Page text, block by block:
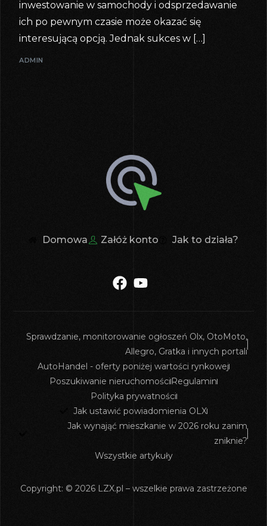
inwestowanie w samochody i odsprzedawanie
ich po pewnym czasie może okazać się
interesującą opcją. Jednak sukces w […]
ADMIN
Domowa Załóż konto Jak to działa?
Copyright: © 2026 LZX.pl – wszelkie prawa zastrzeżone
Sprawdzanie, monitorowanie ogłoszeń Olx, OtoMoto,
Allegro, Gratka i innych portali
AutoHandel - oferty poniżej wartości rynkowej
Poszukiwanie nieruchomości Regulamin
Polityka prywatności
Jak ustawić powiadomienia OLX
Jak wynająć mieszkanie w 2026 roku zanim
zniknie?
Wszystkie artykuły